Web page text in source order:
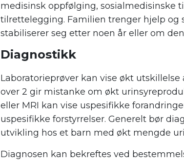
medisinsk oppfølging, sosialmedisinske
tilrettelegging. Familien trenger hjelp og
stabiliserer seg etter noen år eller om
Diagnostikk
Laboratorieprøver kan vise økt
over 2 gir mistanke om økt
eller MRI kan vise uspesifikke
uspesifikke forstyrrelser. Generelt bør
utvikling hos et barn med økt mengde
Diagnosen kan bekreftes ved